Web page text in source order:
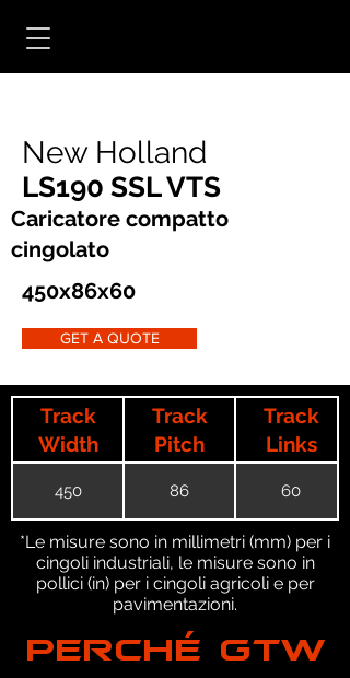
New Holland
LS190 SSL VTS
Caricatore compatto
cingolato
450x86x60
GET A QUOTE
Track
Width
Track
Pitch
Track
Links
450 86 60
*Le misure sono in millimetri (mm) per i
cingoli industriali, le misure sono in
pollici (in) per i cingoli agricoli e per
pavimentazioni.
PERCHÉ GTW